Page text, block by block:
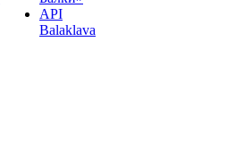
API
Balaklava